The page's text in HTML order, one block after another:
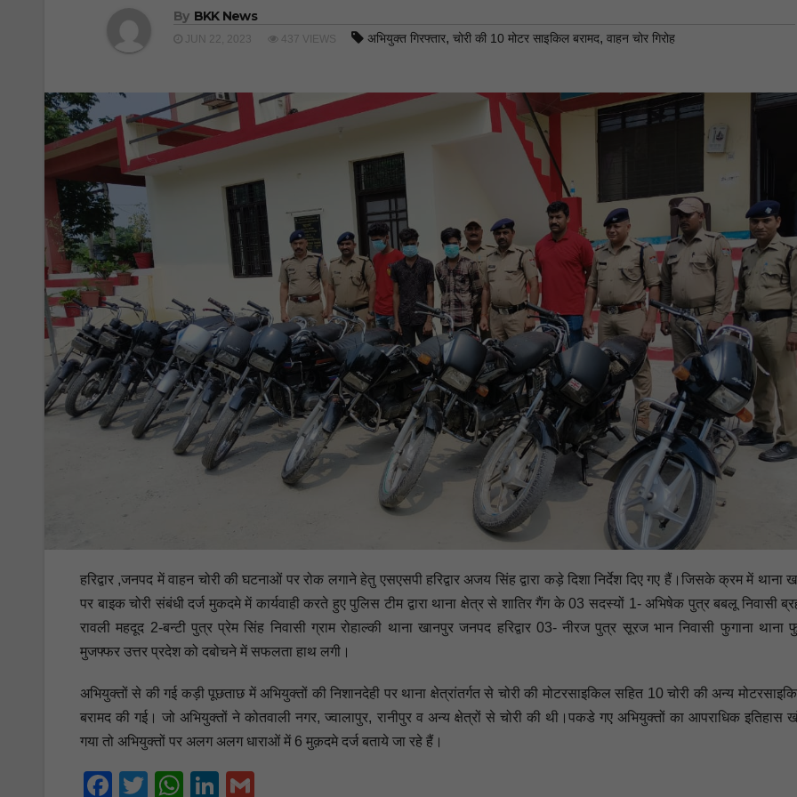
By BKK News
JUN 22, 2023 437 VIEWS अभियुक्त गिरफ्तार, चोरी की 10 मोटर साइकिल बरामद, वाहन चोर गिरोह
हरिद्वार ,जनपद में वाहन चोरी की घटनाओं पर रोक लगाने हेतु एसएसपी हरिद्वार अजय सिंह द्वारा कड़े दिशा निर्देश दिए गए हैं।जिसके क्रम में थाना
पर बाइक चोरी संबंधी दर्ज मुकदमे में कार्यवाही करते हुए पुलिस टीम द्वारा थाना क्षेत्र से शातिर गैंग के 03 सदस्यों 1- अभिषेक पुत्र बबलू निवासी
रावली महदूद 2-बन्टी पुत्र प्रेम सिंह निवासी ग्राम रोहाल्की थाना खानपुर जनपद हरिद्वार 03- नीरज पुत्र सूरज भान निवासी फुगाना थाना
मुजफ्फर उत्तर प्रदेश को दबोचने में सफलता हाथ लगी।
अभियुक्तों से की गई कड़ी पूछताछ में अभियुक्तों की निशानदेही पर थाना क्षेत्रांतर्गत से चोरी की मोटरसाइकिल सहित 10 चोरी की अन्य
बरामद की गई। जो अभियुक्तों ने कोतवाली नगर, ज्वालापुर, रानीपुर व अन्य क्षेत्रों से चोरी की थी।पकडे गए अभियुक्तों का आपराधिक इतिहास
गया तो अभियुक्तों पर अलग अलग धाराओं में 6 मुक़दमे दर्ज बताये जा रहे हैं।
F
T
W
Li